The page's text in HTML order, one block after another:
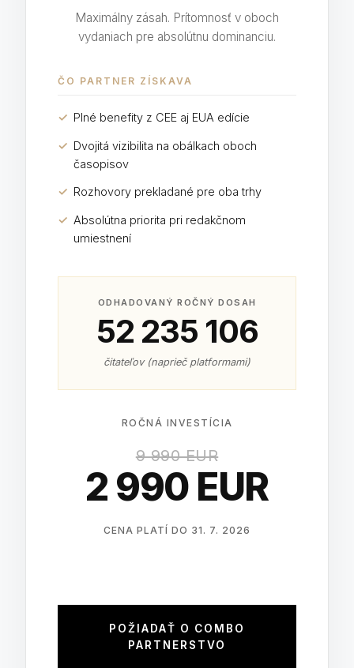
Maximálny zásah. Prítomnosť v oboch
vydaniach pre absolútnu dominanciu.
ČO PARTNER ZÍSKAVA
✓ Plné benefity z CEE aj EUA edície
✓ Dvojitá vizibilita na obálkach oboch
časopisov
✓ Rozhovory prekladané pre oba trhy
✓ Absolútna priorita pri redakčnom
umiestnení
ODHADOVANÝ ROČNÝ DOSAH
52 235 106
čitateľov (naprieč platformami)
ROČNÁ INVESTÍCIA
9 990 EUR
2 990 EUR
CENA PLATÍ DO 31. 7. 2026
POŽIADAŤ O COMBO
PARTNERSTVO